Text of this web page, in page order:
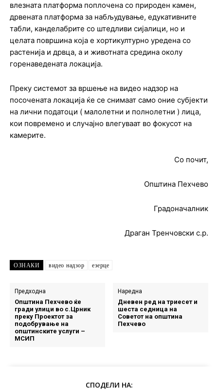
влезната платформа поплочена со природен камен,
дрвената платформа за набљудување, едукативните
табли, канделабрите со штедливи сијалици, но и
целата површина која е хортикултурно уредена со
растенија и дрвца, а и животната средина околу
горенаведената локација.
Преку системот за вршење на видео надзор на
посочената локација ќе се снимаат само оние субјекти
на лични податоци ( малолетни и полнолетни ) лица,
кои повремено и случајно влегуваат во фокусот на
камерите.
Со почит,
Општина Пехчево
Градоначалник
Драган Тренчовски с.р.
ОЗНАКИ видео надзор езерце
Предходна
Општина Пехчево ќе
гради улици во с.Црник
преку Проектот за
подобрување на
општинските услуги –
МСИП
Наредна
Дневен ред на триесет и
шеста седница на
Советот на општина
Пехчево
СПОДЕЛИ НА: